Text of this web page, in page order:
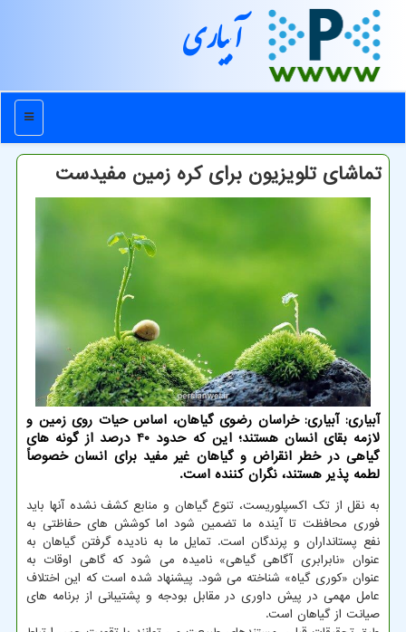
آبیاری
منو
تماشای تلویزیون برای کره زمین مفیدست
آبیاری: آبیاری: خراسان رضوی گیاهان، اساس حیات روی زمین و
لازمه بقای انسان هستند؛ این که حدود 40 درصد از گونه های
گیاهی در خطر انقراض و گیاهان غیر مفید برای انسان خصوصاً
لطمه پذیر هستند، نگران کننده است.
به نقل از تک اکسپلوریست، تنوع گیاهان و منابع کشف نشده آنها باید
فوری محافظت تا آینده ما تضمین شود اما کوشش های حفاظتی به
نفع پستانداران و پرندگان است. تمایل ما به نادیده گرفتن گیاهان به
عنوان «نابرابری آگاهی گیاهی» نامیده می شود که گاهی اوقات به
عنوان «کوری گیاه» شناخته می شود. پیشنهاد شده است که این اختلاف
عامل مهمی در پیش داوری در مقابل بودجه و پشتیبانی از برنامه های
صیانت از گیاهان است.